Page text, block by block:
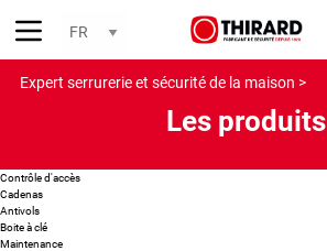
Expert serrurerie et sécurité de la maison >
Les produits
Contrôle d'accès
Cadenas
Antivols
Boite à clé
Maintenance